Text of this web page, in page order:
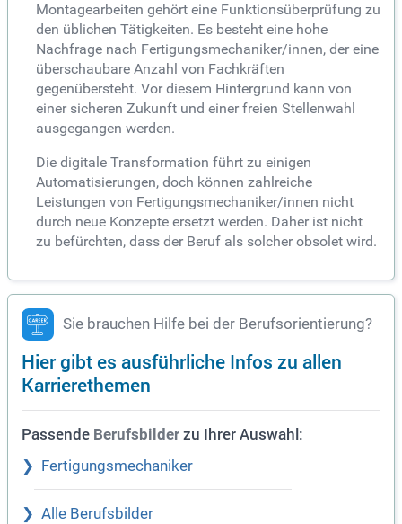
Montagearbeiten gehört eine Funktionsüberprüfung zu
den üblichen Tätigkeiten. Es besteht eine hohe
Nachfrage nach Fertigungsmechaniker/innen, der eine
überschaubare Anzahl von Fachkräften
gegenübersteht. Vor diesem Hintergrund kann von
einer sicheren Zukunft und einer freien Stellenwahl
ausgegangen werden.
Die digitale Transformation führt zu einigen
Automatisierungen, doch können zahlreiche
Leistungen von Fertigungsmechaniker/innen nicht
durch neue Konzepte ersetzt werden. Daher ist nicht
zu befürchten, dass der Beruf als solcher obsolet wird.
Sie brauchen Hilfe bei der Berufsorientierung?
Hier gibt es ausführliche Infos zu allen
Karrierethemen
Passende Berufsbilder zu Ihrer Auswahl:
Fertigungsmechaniker
Alle Berufsbilder